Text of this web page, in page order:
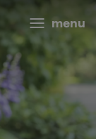
menu